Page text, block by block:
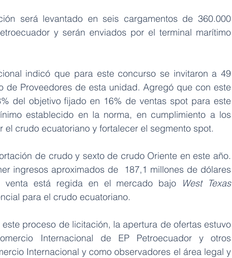
será levantado en seis cargamentos de 360.000
y serán enviados por el terminal marítimo
indicó que para este concurso se invitaron a 49
de Proveedores de esta unidad. Agregó que con este
del objetivo fijado en 16% de ventas spot para este
establecido en la norma, en cumplimiento a los
crudo ecuatoriano y fortalecer el segmento spot.
de crudo y sexto de crudo Oriente en este año.
ingresos aproximados de  187,1 millones de dólares
venta está regida en el mercado bajo
West Texas
para el crudo ecuatoriano.
proceso de licitación, la apertura de ofertas estuvo
Internacional de EP Petroecuador y otros
Internacional y como observadores el área legal y